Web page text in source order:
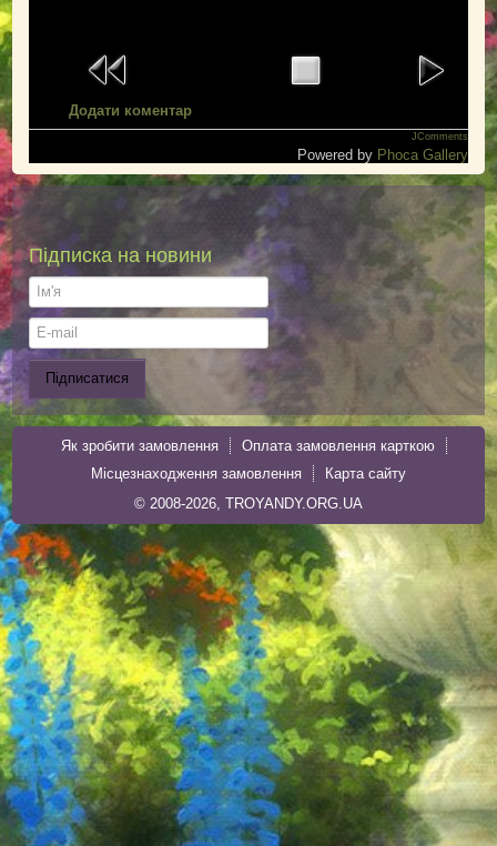
Додати коментар
JComments
Powered by Phoca Gallery
Підписка на новини
Як зробити замовлення
Оплата замовлення карткою
Місцезнаходження замовлення
Карта сайту
© 2008-2026, TROYANDY.ORG.UA